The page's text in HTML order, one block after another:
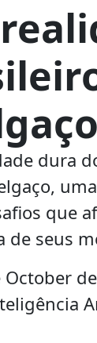
dura
que
de seus